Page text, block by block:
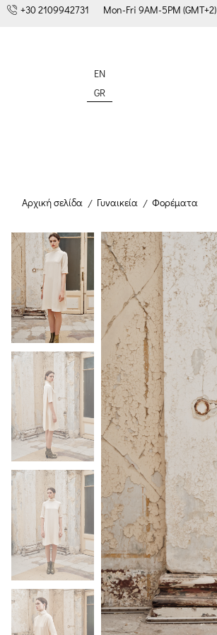
+30 2109942731 Mon-Fri 9AM-5PM (GMT+2)
EN
GR
Αρχική σελίδα / Γυναικεία / Φορέματα